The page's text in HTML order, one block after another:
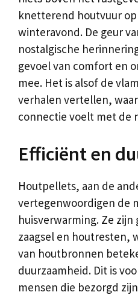
knetterend houtvuur
winteravond. De geur
nostalgische
gevoel van comfort en
mee. Het is alsof de
verhalen vertellen,
connectie voelt met de
Efficiënt en
Houtpellets, aan de
vertegenwoordigen de
huisverwarming. Ze
zaagsel en houtresten,
van houtbronnen
duurzaamheid. Dit is
mensen die bezorgd